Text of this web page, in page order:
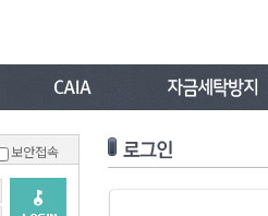
보안접속